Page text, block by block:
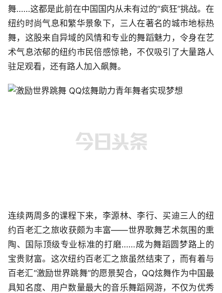
舞……这都是此前在中国国内从未有过的“疯狂”挑战。在
纽约时尚气息和繁华景象下，三人在著名的城市地标热
舞，这股来自异域的风情和专业的舞蹈魅力，令身在艺
术气息浓郁的纽约市民倍感惊艳，不仅吸引了大量路人
驻足观看，还有路人加入飙舞。
连续两周多的课程下来，李源林、李行、买迪三人的纽
约百老汇之旅收获颇为丰富——世界歌舞艺术氛围的熏
陶、国际顶级专业标准的打磨……成为舞蹈圆梦路上的
宝贵财富。这次纽约百老汇之旅虽然结束了，而有着与
百老汇“激励世界跳舞”的愿景契合，QQ炫舞作为中国最
具知名度、用户数量最大的音乐舞蹈网游，不仅为优秀